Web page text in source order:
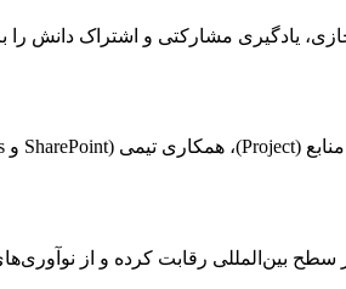
یادگیری مشارکتی و اشتراک دانش را